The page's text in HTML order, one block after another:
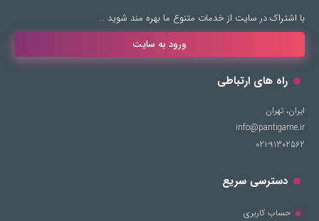
با اشتراک در سایت از خدمات متنوع ما بهره مند شوید …
ورود به سایت
راه های ارتباطی
ایران، تهران
info@pantigame.ir
021-91302562
دسترسی سریع
حساب کاربری